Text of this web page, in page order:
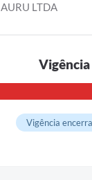
LTDA
Vigência
Vigência